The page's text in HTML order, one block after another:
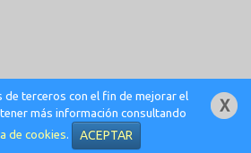
© @ 2019 -
de terceros con el fin de mejorar el
más información consultando
de cookies. ACEPTAR